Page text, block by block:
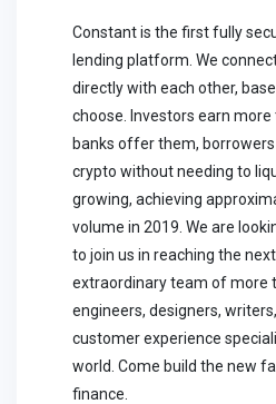
Constant is the first fully
lending platform. We
directly with each other,
choose. Investors earn
banks offer them,
crypto without needing to
growing, achieving
volume in 2019. We are
to join us in reaching the
extraordinary team of more
engineers, designers,
customer experience
world. Come build the new
finance.